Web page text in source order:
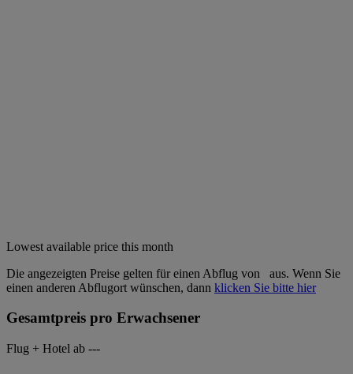
Lowest available price this month
Die angezeigten Preise gelten für einen Abflug von
aus. Wenn Sie
einen anderen Abflugort wünschen, dann klicken Sie bitte hier
Gesamtpreis pro Erwachsener
Flug + Hotel ab ---